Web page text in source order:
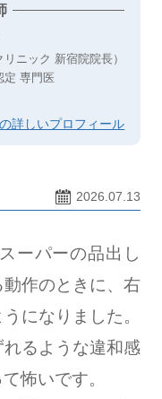
リニック 新宿院院長）
定 専門医
詳しいプロフィール
2026.07.13
ーパーの品出し
作のときに、右
になりました。
るような違和感
怖いです。